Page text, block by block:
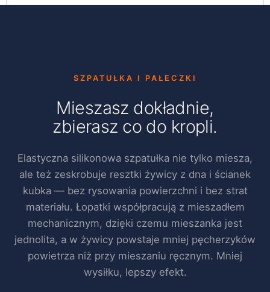
SZPATUŁKA I PAŁECZKI
Mieszasz dokładnie,
zbierasz co do kropli.
Elastyczna silikonowa szpatułka nie tylko miesza,
ale też zeskrobuje resztki żywicy z dna i ścianek
kubka — bez rysowania powierzchni i bez strat
materiału. Łopatki współpracują z mieszadłem
mechanicznym, dzięki czemu mieszanka jest
jednolita, a w żywicy powstaje mniej pęcherzyków
powietrza niż przy mieszaniu ręcznym. Mniej
wysiłku, lepszy efekt.